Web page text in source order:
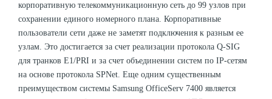
корпоративную телекоммуникационную сеть до 99 узлов при
сохранении единого номерного плана. Корпоративные
пользователи сети даже не заметят подключения к разным ее
узлам. Это достигается за счет реализации протокола Q-SIG
для транков E1/PRI и за счет объединении систем по IP-сетям
на основе протокола SPNet. Еще одним существенным
преимуществом системы Samsung OfficeServ 7400 является